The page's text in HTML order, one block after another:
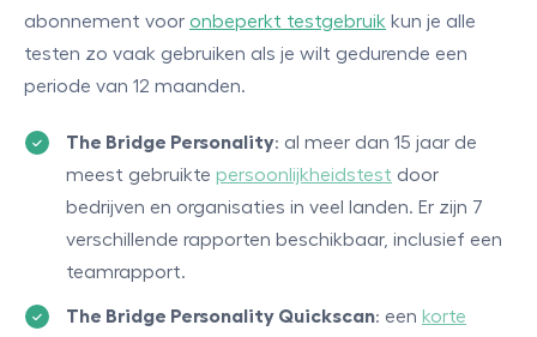
abonnement voor onbeperkt testgebruik kun je alle
testen zo vaak gebruiken als je wilt gedurende een
periode van 12 maanden.
The Bridge Personality: al meer dan 15 jaar de
meest gebruikte persoonlijkheidstest door
bedrijven en organisaties in veel landen. Er zijn 7
verschillende rapporten beschikbaar, inclusief een
teamrapport.
The Bridge Personality Quickscan: een korte